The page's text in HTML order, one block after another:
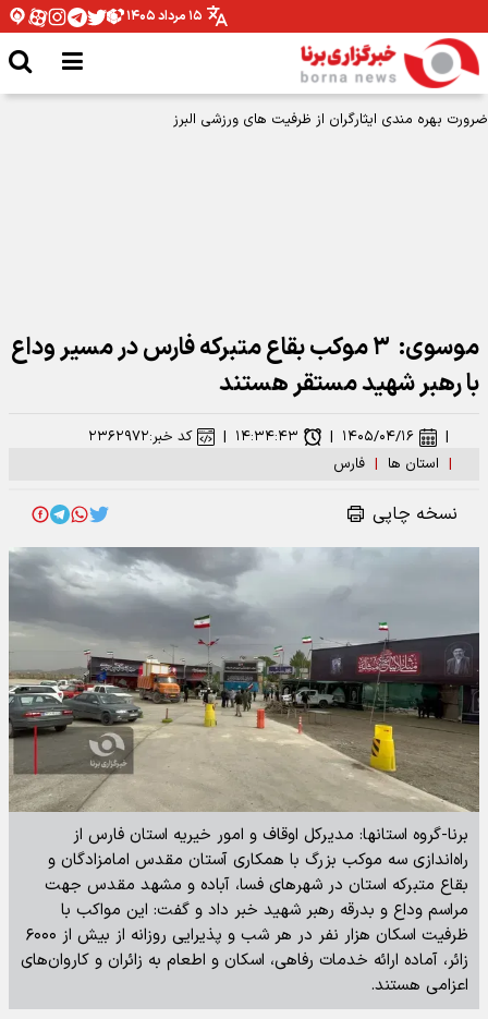
۱۵ مرداد ۱۴۰۵
موسوی: ۳ موکب بقاع متبرکه فارس در مسیر وداع
با رهبر شهید مستقر هستند
| استان ها | فارس
| ۱۴۰۵/۰۴/۱۶ | ۱۴:۳۴:۴۳ | کد خبر:۲۳۶۲۹۷۲
نسخه چاپی
برنا-گروه استانها: مدیرکل اوقاف و امور خیریه استان فارس از
راه‌اندازی سه موکب بزرگ با همکاری آستان مقدس امامزادگان و
بقاع متبرکه استان در شهرهای فسا، آباده و مشهد مقدس جهت
مراسم وداع و بدرقه رهبر شهید خبر داد و گفت: این مواکب با
ظرفیت اسکان هزار نفر در هر شب و پذیرایی روزانه از بیش از ۶۰۰۰
زائر، آماده ارائه خدمات رفاهی، اسکان و اطعام به زائران و کاروان‌های
اعزامی هستند.